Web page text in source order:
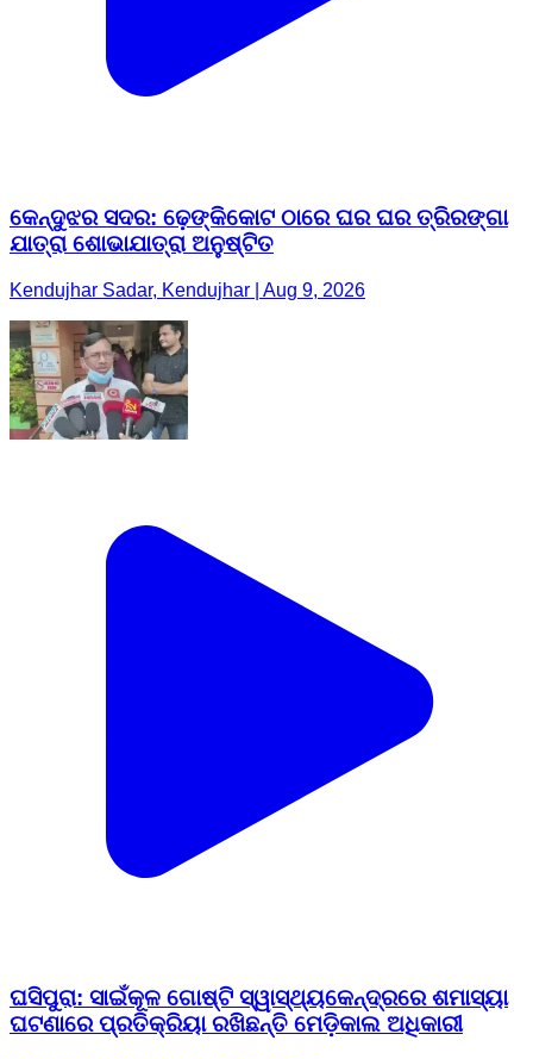
କେନ୍ଦୁଝର ସଦର: ଢ଼େଙ୍କିକୋଟ ଠାରେ ଘର ଘର ତ୍ରିରଙ୍ଗା
ଯାତ୍ରା ଶୋଭାଯାତ୍ରା ଅନୁଷ୍ଟିତ
Kendujhar Sadar, Kendujhar | Aug 9, 2026
ଘସିପୁରା: ସାଇଁକୂଳ ଗୋଷ୍ଟି ସ୍ୱାସ୍ଥ୍ୟକେନ୍ଦ୍ରରେ ଶମାସ୍ୟା
ଘଟଣାରେ ପ୍ରତିକ୍ରିୟା ରଖିଛନ୍ତି ମେଡ଼ିକାଲ ଅଧିକାରୀ